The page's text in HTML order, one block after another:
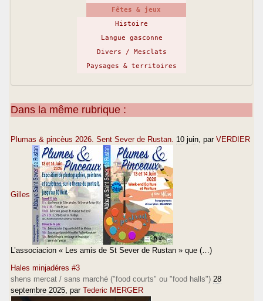
Fêtes & jeux
Histoire
Langue gasconne
Divers / Mesclats
Paysages & territoires
Dans la même rubrique :
Plumas & pincèus 2026. Sent Sever de Rustan. 10 juin , par VERDIER
Gilles
L’associacion « Les amis de St Sever de Rustan » que (…)
Hales minjadéres #3
shens mercat / sans marché ("food courts" ou "food halls") 28
septembre 2025 , par Tederic MERGER